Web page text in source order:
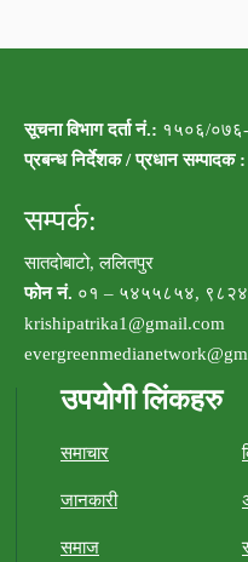
सूचना विभाग दर्ता नं.: १५०६/
प्रबन्ध निर्देशक / प्रधान सम्पादक :
सम्पर्क:
सातदोबाटो, ललितपुर
फोन नं. ०१ – ५४५५८५४,
krishipatrika1@gmail.com
उपयोगी लिंकहरु
समाचार
जानकारी
समाज